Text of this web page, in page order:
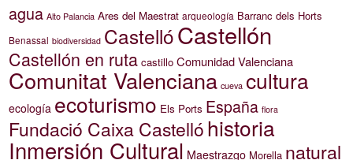
agua Alto Palancia Ares del Maestrat arqueología Barranc dels Horts
Benassal biodiversidad CastellóCastellón
Castellón en ruta castillo Comunidad Valenciana
Comunitat Valenciana cueva cultura
ecología ecoturismo Els Ports España flora
Fundació Caixa Castellóhistoria
Inmersión Cultural Maestrazgo Morella natural